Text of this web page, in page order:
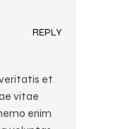
REPLY
et
vitae
enim